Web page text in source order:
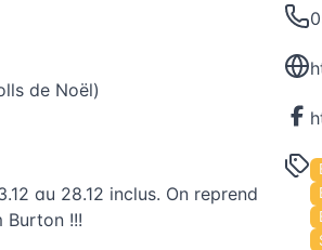
de Noël)
au 28.12 inclus. On reprend
Burton !!!